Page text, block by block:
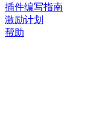
插件编写指南
激励计划
帮助